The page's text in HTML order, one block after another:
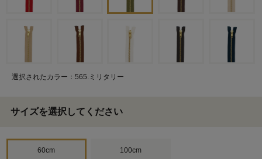
選択されたカラー：565.ミリタリー
サイズを選択してください
60cm 100cm